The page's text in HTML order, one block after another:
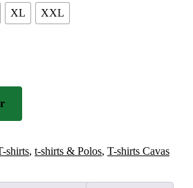
XL XXL
shirts, t-shirts & Polos, T-shirts Cavas